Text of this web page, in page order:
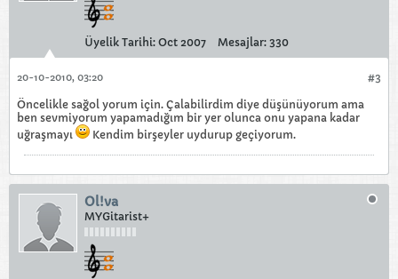
Üyelik Tarihi: Oct 2007 Mesajlar: 330
#3
20-10-2010, 03:20
Öncelikle sağol yorum için. Çalabilirdim diye düşünüyorum ama
ben sevmiyorum yapamadığım bir yer olunca onu yapana kadar
uğraşmayı
Kendim birşeyler uydurup geçiyorum.
Ol!va
MYGitarist+